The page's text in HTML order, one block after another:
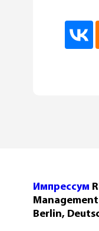
Импрессум
Berlin,